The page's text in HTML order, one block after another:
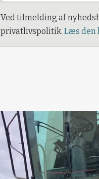
Ved tilmelding af
privatlivspolitik. Læs den